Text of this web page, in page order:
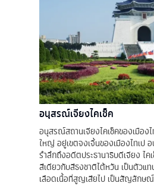
อนุสรณ์เจียงไคเช็ค
อนุสรณ์สถานเจียงไคเช็คของเมือง
ใหญ่ อยู่เขตจงเจิ้นของเมืองไทเป
รำลึกถึงอดีตประธานาธิบดีเจียง ไ
สีเดียวกับสีธงชาติไต้หวัน เป็นตัวแ
เลือดเนื้อที่สูญเสียไป เป็นสัญลักษ